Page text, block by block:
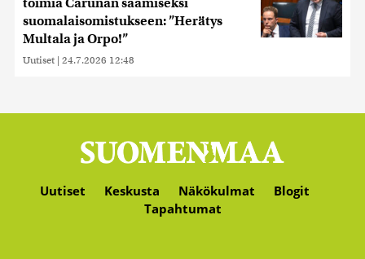
toimia Carunan saamiseksi
suomalaisomistukseen: ”Herätys
Multala ja Orpo!”
Uutiset | 24.7.2026 12:48
Uutiset Keskusta Näkökulmat
Blogit
Tapahtumat